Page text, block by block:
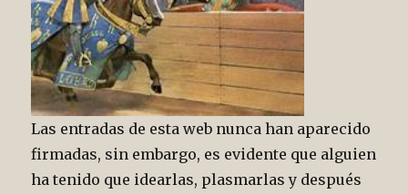
Las entradas de esta web nunca han aparecido
firmadas, sin embargo, es evidente que alguien
ha tenido que idearlas, plasmarlas y después